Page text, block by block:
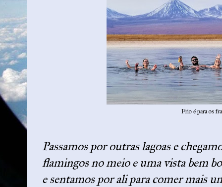
Frio é para os
Passamos por outras lagoas e
flamingos no meio e uma vista bem
e sentamos por ali para comer mais